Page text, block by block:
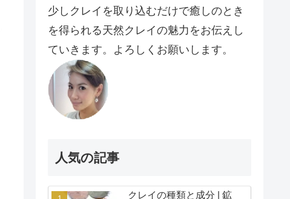
少しクレイを取り込むだけで癒しのとき
を得られる天然クレイの魅力をお伝えし
ていきます。よろしくお願いします。
人気の記事
クレイの種類と成分 | 鉱